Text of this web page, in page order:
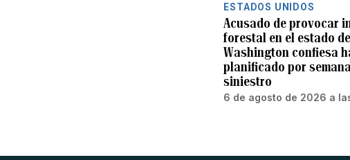
ESTADOS UNIDOS
Acusado de provocar
forestal en el estado de
Washington confiesa
planificado por
siniestro
6 de agosto de 2026 a